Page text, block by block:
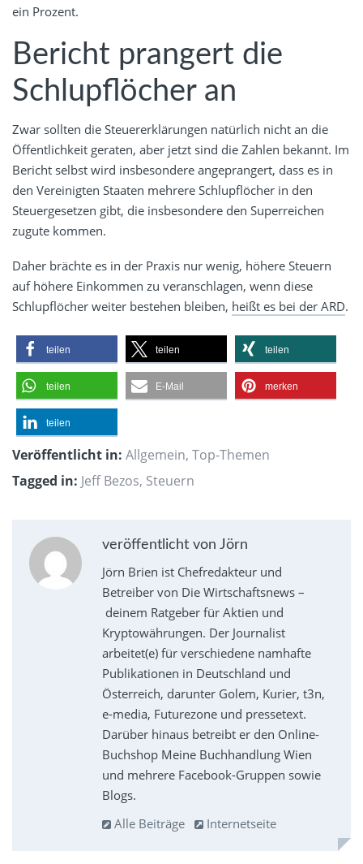
ein Prozent.
Bericht prangert die
Schlupflöcher an
Zwar sollten die Steuererklärungen natürlich nicht an die
Öffentlichkeit geraten, aber jetzt sind die Zahlen bekannt. Im
Bericht selbst wird insbesondere angeprangert, dass es in
den Vereinigten Staaten mehrere Schlupflöcher in den
Steuergesetzen gibt, die insbesondere den Superreichen
zugute kommen.
Daher brächte es in der Praxis nur wenig, höhere Steuern
auf höhere Einkommen zu veranschlagen, wenn diese
Schlupflöcher weiter bestehen bleiben, heißt es bei der ARD.
teilen teilen teilen
teilen E-Mail merken
teilen
Veröffentlicht in: Allgemein, Top-Themen
Tagged in: Jeff Bezos, Steuern
veröffentlicht von Jörn
Jörn Brien ist Chefredakteur und
Betreiber von Die Wirtschaftsnews –
deinem Ratgeber für Aktien und
Kryptowährungen. Der Journalist
arbeitet(e) für verschiedene namhafte
Publikationen in Deutschland und
Österreich, darunter Golem, Kurier, t3n,
e-media, Futurezone und pressetext.
Darüber hinaus betreibt er den Online-
Buchshop Meine Buchhandlung Wien
und mehrere Facebook-Gruppen sowie
Blogs.
Alle Beiträge
Internetseite